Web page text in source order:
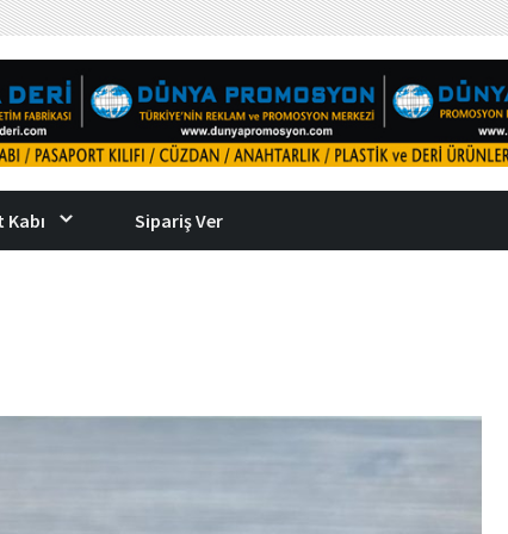
Kabı Sipariş Ver